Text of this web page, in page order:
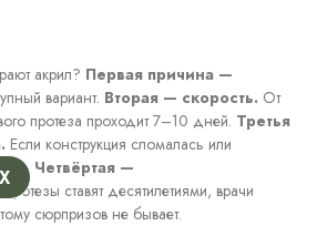
X
акрил? Первая причина —
вариант. Вторая — скорость. От
протеза проходит 7–10 дней. Третья
Если конструкция сломалась или
Четвёртая —
ставят десятилетиями, врачи
сюрпризов не бывает.